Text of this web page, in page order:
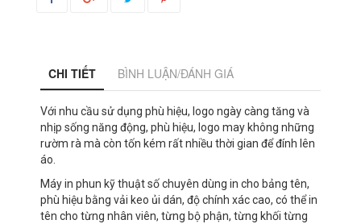
CHI TIẾT BÌNH LUẬN/ĐÁNH GIÁ
Với nhu cầu sử dụng phù hiệu, logo ngày càng tăng và
nhịp sống năng động, phù hiệu, logo may không những
rườm rà mà còn tốn kém rất nhiều thời gian để đính lên
áo.
Máy in phun kỹ thuật số chuyên dùng in cho bảng tên,
phù hiệu bằng vải keo ủi dán, độ chính xác cao, có thể in
tên cho từng nhân viên, từng bộ phận, từng khối từng